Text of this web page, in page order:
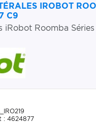
IROBOT
C9
iRobot Roomba
: 4624877